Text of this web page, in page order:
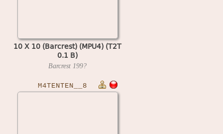
10 X 10 (Barcrest) (MPU4) (T2T
0.1 B)
Barcrest 199?
M4TENTEN__8